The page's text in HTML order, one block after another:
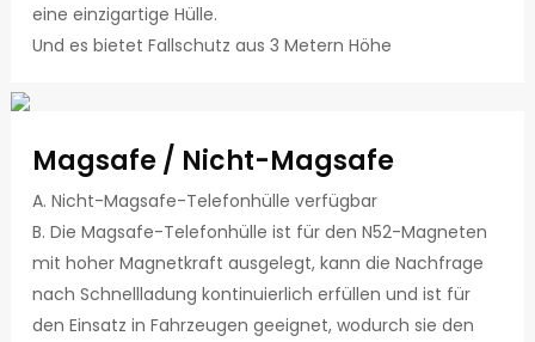
eine einzigartige Hülle.
Und es bietet Fallschutz aus 3 Metern Höhe
Magsafe / Nicht-Magsafe
A. Nicht-Magsafe-Telefonhülle verfügbar
B. Die Magsafe-Telefonhülle ist für den N52-Magneten
mit hoher Magnetkraft ausgelegt, kann die Nachfrage
nach Schnellladung kontinuierlich erfüllen und ist für
den Einsatz in Fahrzeugen geeignet, wodurch sie den